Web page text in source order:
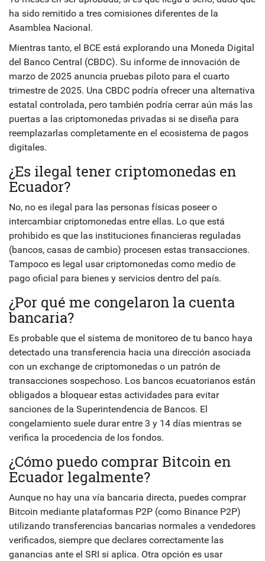
ha sido remitido a tres comisiones diferentes de la
Asamblea Nacional.
Mientras tanto, el BCE está explorando una Moneda Digital
del Banco Central (CBDC). Su informe de innovación de
marzo de 2025 anuncia pruebas piloto para el cuarto
trimestre de 2025. Una CBDC podría ofrecer una alternativa
estatal controlada, pero también podría cerrar aún más las
puertas a las criptomonedas privadas si se diseña para
reemplazarlas completamente en el ecosistema de pagos
digitales.
¿Es ilegal tener criptomonedas en
Ecuador?
No, no es ilegal para las personas físicas poseer o
intercambiar criptomonedas entre ellas. Lo que está
prohibido es que las instituciones financieras reguladas
(bancos, casas de cambio) procesen estas transacciones.
Tampoco es legal usar criptomonedas como medio de
pago oficial para bienes y servicios dentro del país.
¿Por qué me congelaron la cuenta
bancaria?
Es probable que el sistema de monitoreo de tu banco haya
detectado una transferencia hacia una dirección asociada
con un exchange de criptomonedas o un patrón de
transacciones sospechoso. Los bancos ecuatorianos están
obligados a bloquear estas actividades para evitar
sanciones de la Superintendencia de Bancos. El
congelamiento suele durar entre 3 y 14 días mientras se
verifica la procedencia de los fondos.
¿Cómo puedo comprar Bitcoin en
Ecuador legalmente?
Aunque no hay una vía bancaria directa, puedes comprar
Bitcoin mediante plataformas P2P (como Binance P2P)
utilizando transferencias bancarias normales a vendedores
verificados, siempre que declares correctamente las
ganancias ante el SRI si aplica. Otra opción es usar